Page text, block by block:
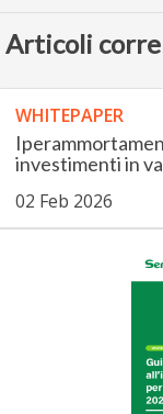
Articoli
WHITEPAPER
investimenti in
02 Feb 2026